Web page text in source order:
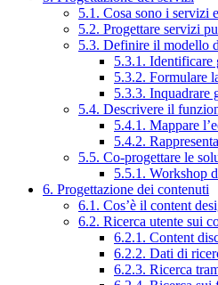
5.1. Cosa sono i servizi
5.2. Progettare servizi
5.3. Definire il modello
5.3.1.
5.3.2. Formulare
5.3.3. Inquadrare
5.4. Descrivere il
5.4.1. Mappare
5.4.2.
5.5. Co-progettare le
5.5.1. Workshop
6. Progettazione dei contenuti
6.1. Cos’è il content
6.2. Ricerca utente sui
6.2.1. Content
6.2.2. Dati di
6.2.3. Ricerca